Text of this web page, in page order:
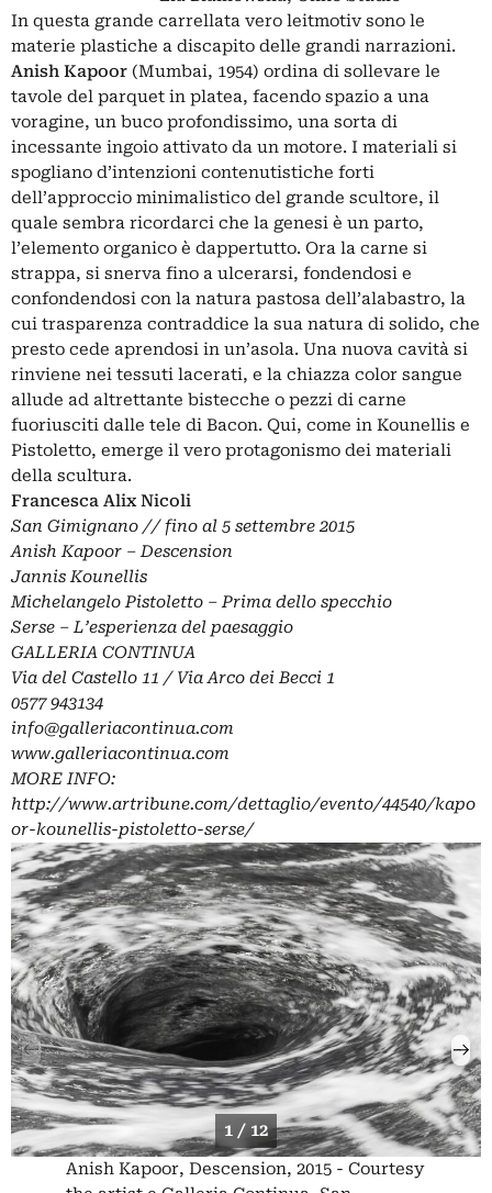
In questa grande carrellata vero leitmotiv sono le
materie plastiche a discapito delle grandi narrazioni.
Anish Kapoor (Mumbai, 1954) ordina di sollevare le
tavole del parquet in platea, facendo spazio a una
voragine, un buco profondissimo, una sorta di
incessante ingoio attivato da un motore. I materiali si
spogliano d’intenzioni contenutistiche forti
dell’approccio minimalistico del grande scultore, il
quale sembra ricordarci che la genesi è un parto,
l’elemento organico è dappertutto. Ora la carne si
strappa, si snerva fino a ulcerarsi, fondendosi e
confondendosi con la natura pastosa dell’alabastro, la
cui trasparenza contraddice la sua natura di solido, che
presto cede aprendosi in un’asola. Una nuova cavità si
rinviene nei tessuti lacerati, e la chiazza color sangue
allude ad altrettante bistecche o pezzi di carne
fuoriusciti dalle tele di Bacon. Qui, come in Kounellis e
Pistoletto, emerge il vero protagonismo dei materiali
della scultura.
Francesca Alix Nicoli
San Gimignano // fino al 5 settembre 2015
Anish Kapoor – Descension
Jannis Kounellis
Michelangelo Pistoletto – Prima dello specchio
Serse – L’esperienza del paesaggio
GALLERIA CONTINUA
Via del Castello 11 / Via Arco dei Becci 1
0577 943134
info@galleriacontinua.com
www.galleriacontinua.com
MORE INFO:
http://www.artribune.com/dettaglio/evento/44540/kapo
or-kounellis-pistoletto-serse/
1 / 12
Anish Kapoor, Descension, 2015 - Courtesy